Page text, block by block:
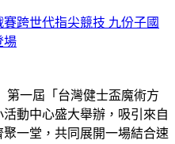
跨世代指尖競技 九份子國
場
第一屆「台灣健士盃魔術方
動中心盛大舉辦，吸引來自
一堂，共同展開一場結合速